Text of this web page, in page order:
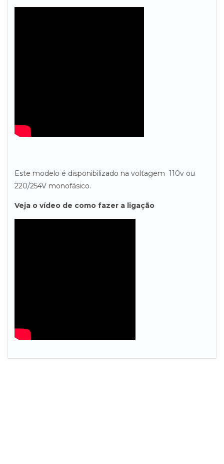
Este modelo é disponibilizado na voltagem 110v ou
220/254V monofásico.
Veja o vídeo de como fazer a ligação